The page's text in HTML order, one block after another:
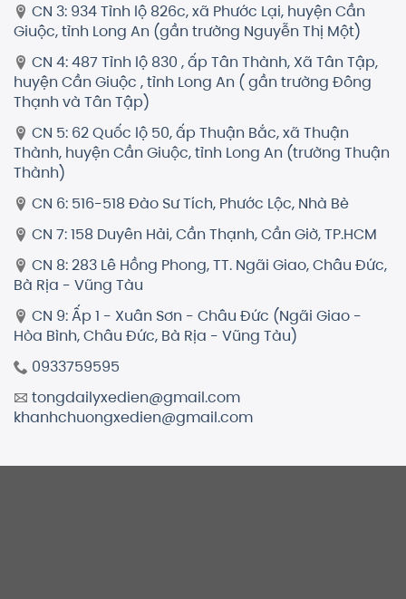
CN 3: 934 Tỉnh lộ 826c, xã Phước Lại, huyện Cần
Giuộc, tỉnh Long An (gần trường Nguyễn Thị Một)
CN 4: 487 Tỉnh lộ 830 , ấp Tân Thành, Xã Tân Tập,
huyện Cần Giuộc , tỉnh Long An ( gần trường Đông
Thạnh và Tân Tập)
CN 5: 62 Quốc lộ 50, ấp Thuận Bắc, xã Thuận
Thành, huyện Cần Giuộc, tỉnh Long An (trường Thuận
Thành)
CN 6: 516-518 Đào Sư Tích, Phước Lộc, Nhà Bè
CN 7: 158 Duyên Hải, Cần Thạnh, Cần Giờ, TP.HCM
CN 8: 283 Lê Hồng Phong, TT. Ngãi Giao, Châu Đức,
Bà Rịa - Vũng Tàu
CN 9: Ấp 1 - Xuân Sơn - Châu Đức (Ngãi Giao -
Hòa Bình, Châu Đức, Bà Rịa - Vũng Tàu)
0933759595
tongdailyxedien@gmail.com
khanhchuongxedien@gmail.com